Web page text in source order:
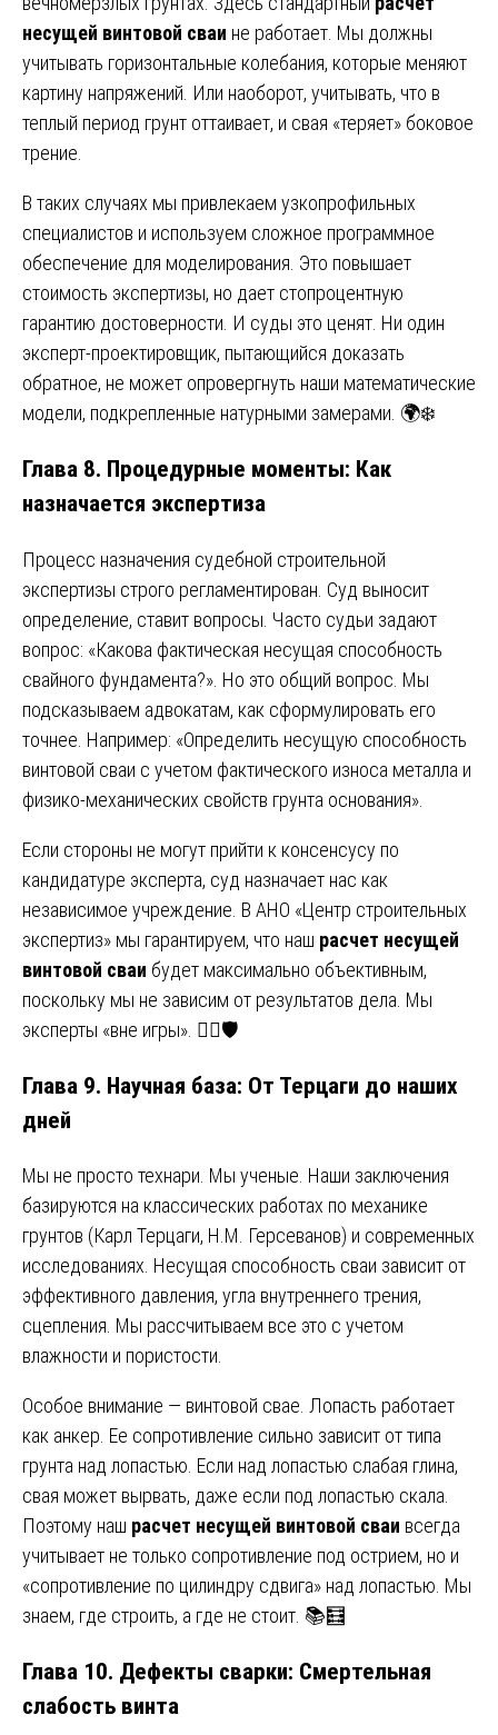
несущей винтовой сваи не работает. Мы должны
учитывать горизонтальные колебания, которые меняют
картину напряжений. Или наоборот, учитывать, что в
теплый период грунт оттаивает, и свая «теряет» боковое
трение.
В таких случаях мы привлекаем узкопрофильных
специалистов и используем сложное программное
обеспечение для моделирования. Это повышает
стоимость экспертизы, но дает стопроцентную
гарантию достоверности. И суды это ценят. Ни один
эксперт-проектировщик, пытающийся доказать
обратное, не может опровергнуть наши математические
модели, подкрепленные натурными замерами. 🌍❄️
Глава 8. Процедурные моменты: Как
назначается экспертиза
Процесс назначения судебной строительной
экспертизы строго регламентирован. Суд выносит
определение, ставит вопросы. Часто судьи задают
вопрос: «Какова фактическая несущая способность
свайного фундамента?». Но это общий вопрос. Мы
подсказываем адвокатам, как сформулировать его
точнее. Например: «Определить несущую способность
винтовой сваи с учетом фактического износа металла и
физико-механических свойств грунта основания».
Если стороны не могут прийти к консенсусу по
кандидатуре эксперта, суд назначает нас как
независимое учреждение. В АНО «Центр строительных
экспертиз» мы гарантируем, что наш расчет несущей
винтовой сваи будет максимально объективным,
поскольку мы не зависим от результатов дела. Мы
эксперты «вне игры». 👨‍⚖️🛡️
Глава 9. Научная база: От Терцаги до наших
дней
Мы не просто технари. Мы ученые. Наши заключения
базируются на классических работах по механике
грунтов (Карл Терцаги, Н.М. Герсеванов) и современных
исследованиях. Несущая способность сваи зависит от
эффективного давления, угла внутреннего трения,
сцепления. Мы рассчитываем все это с учетом
влажности и пористости.
Особое внимание — винтовой свае. Лопасть работает
как анкер. Ее сопротивление сильно зависит от типа
грунта над лопастью. Если над лопастью слабая глина,
свая может вырвать, даже если под лопастью скала.
Поэтому наш расчет несущей винтовой сваи всегда
учитывает не только сопротивление под острием, но и
«сопротивление по цилиндру сдвига» над лопастью. Мы
знаем, где строить, а где не стоит. 📚🧮
Глава 10. Дефекты сварки: Смертельная
слабость винта